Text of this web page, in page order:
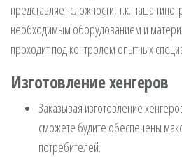
представляет сложности, т.к. наша
необходимым оборудованием и
проходит под контролем опытных
Изготовление хенгеров
Заказывая изготовление
сможете будите обеспечены
потребителей.